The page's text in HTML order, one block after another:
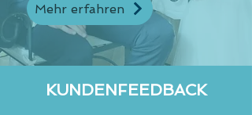
Mehr erfahren
KUNDENFEEDBACK